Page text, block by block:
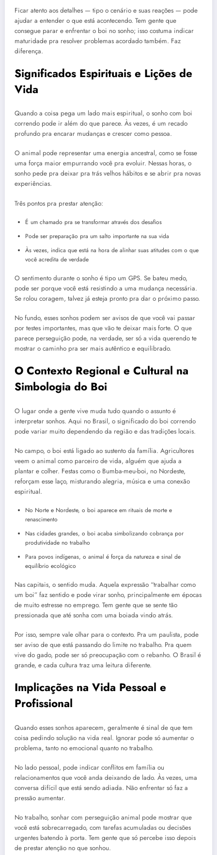
Ficar atento aos detalhes — tipo o cenário e suas reações — pode
ajudar a entender o que está acontecendo. Tem gente que
consegue parar e enfrentar o boi no sonho; isso costuma indicar
maturidade pra resolver problemas acordado também. Faz
diferença.
Significados Espirituais e Lições de
Vida
Quando a coisa pega um lado mais espiritual, o sonho com boi
correndo pode ir além do que parece. Às vezes, é um recado
profundo pra encarar mudanças e crescer como pessoa.
O animal pode representar uma energia ancestral, como se fosse
uma força maior empurrando você pra evoluir. Nessas horas, o
sonho pede pra deixar pra trás velhos hábitos e se abrir pra novas
experiências.
Três pontos pra prestar atenção:
É um chamado pra se transformar através dos desafios
Pode ser preparação pra um salto importante na sua vida
Às vezes, indica que está na hora de alinhar suas atitudes com o que
você acredita de verdade
O sentimento durante o sonho é tipo um GPS. Se bateu medo,
pode ser porque você está resistindo a uma mudança necessária.
Se rolou coragem, talvez já esteja pronto pra dar o próximo passo.
No fundo, esses sonhos podem ser avisos de que você vai passar
por testes importantes, mas que vão te deixar mais forte. O que
parece perseguição pode, na verdade, ser só a vida querendo te
mostrar o caminho pra ser mais autêntico e equilibrado.
O Contexto Regional e Cultural na
Simbologia do Boi
O lugar onde a gente vive muda tudo quando o assunto é
interpretar sonhos. Aqui no Brasil, o significado do boi correndo
pode variar muito dependendo da região e das tradições locais.
No campo, o boi está ligado ao sustento da família. Agricultores
veem o animal como parceiro de vida, alguém que ajuda a
plantar e colher. Festas como o Bumba-meu-boi, no Nordeste,
reforçam esse laço, misturando alegria, música e uma conexão
espiritual.
No Norte e Nordeste, o boi aparece em rituais de morte e
renascimento
Nas cidades grandes, o boi acaba simbolizando cobrança por
produtividade no trabalho
Para povos indígenas, o animal é força da natureza e sinal de
equilíbrio ecológico
Nas capitais, o sentido muda. Aquela expressão “trabalhar como
um boi” faz sentido e pode virar sonho, principalmente em épocas
de muito estresse no emprego. Tem gente que se sente tão
pressionada que até sonha com uma boiada vindo atrás.
Por isso, sempre vale olhar para o contexto. Pra um paulista, pode
ser aviso de que está passando do limite no trabalho. Pra quem
vive do gado, pode ser só preocupação com o rebanho. O Brasil é
grande, e cada cultura traz uma leitura diferente.
Implicações na Vida Pessoal e
Profissional
Quando esses sonhos aparecem, geralmente é sinal de que tem
coisa pedindo solução na vida real. Ignorar pode só aumentar o
problema, tanto no emocional quanto no trabalho.
No lado pessoal, pode indicar conflitos em família ou
relacionamentos que você anda deixando de lado. Às vezes, uma
conversa difícil que está sendo adiada. Não enfrentar só faz a
pressão aumentar.
No trabalho, sonhar com perseguição animal pode mostrar que
você está sobrecarregado, com tarefas acumuladas ou decisões
urgentes batendo à porta. Tem gente que só percebe isso depois
de prestar atenção no que sonhou.